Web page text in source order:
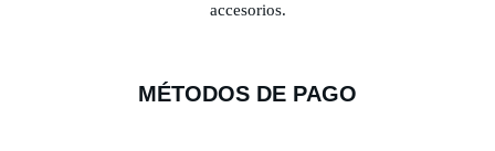
accesorios.
MÉTODOS DE PAGO